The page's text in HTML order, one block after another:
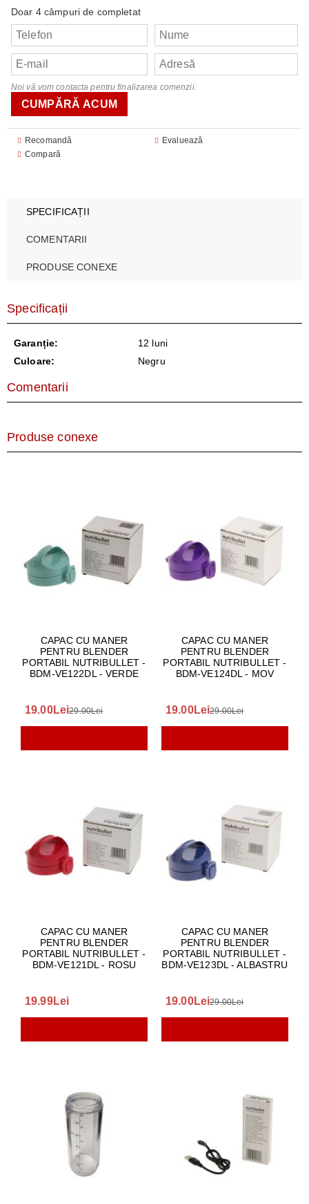
Doar 4 câmpuri de completat
Noi vă vom contacta pentru finalizarea comenzii.
Recomandă
Evaluează
Compară
SPECIFICAȚII
COMENTARII
PRODUSE CONEXE
Specificații
Garanție:
12 luni
Culoare:
Negru
Comentarii
Produse conexe
CAPAC CU MANER
PENTRU BLENDER
PORTABIL NUTRIBULLET -
BDM-VE122DL - VERDE
19.00Lei29.00Lei
CAPAC CU MANER
PENTRU BLENDER
PORTABIL NUTRIBULLET -
BDM-VE124DL - MOV
19.00Lei29.00Lei
CAPAC CU MANER
PENTRU BLENDER
PORTABIL NUTRIBULLET -
BDM-VE121DL - ROSU
19.99Lei
CAPAC CU MANER
PENTRU BLENDER
PORTABIL NUTRIBULLET -
BDM-VE123DL - ALBASTRU
19.00Lei29.00Lei